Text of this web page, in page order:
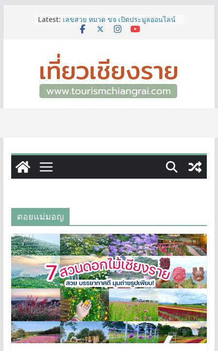
Latest: เลขสวย หมวด ขจ เปิดประมูลออนไลน์
แล้ววันนี้ เลขเด่น เลขมงคล ความหมาย
จ.เชียงราย ที่ไม่ควรพลาด!
12–16 ส.ค.นี้ เตรียมพบกับมหกรรมสุด
ยิ่งใหญ่แห่งปี “อุตสาหกรรมแฟร์ ล้านนา
ตะวันออก 2026”
ผู้ว่าฯ เชียงราย เยี่ยมชม “ป๊ะกาด Vol.2”
“Feel All the Feelings” เที่ยวให้สนุก
เก็บแสตมป์ครบ แล้วรับของที่ระลึกสุด
ดอยแม่มอญ